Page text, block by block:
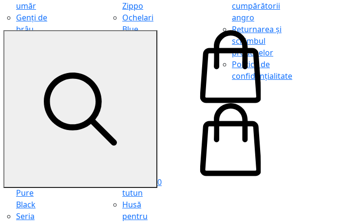
umăr
Genți de
brâu
cosmetice
Pure
Black
Seria
Zippo
Ochelari
Blue
tutun
Husă
pentru
cumpărătorii
angro
Returnarea și
schimbul
produselor
Politica de
confidențialitate
0